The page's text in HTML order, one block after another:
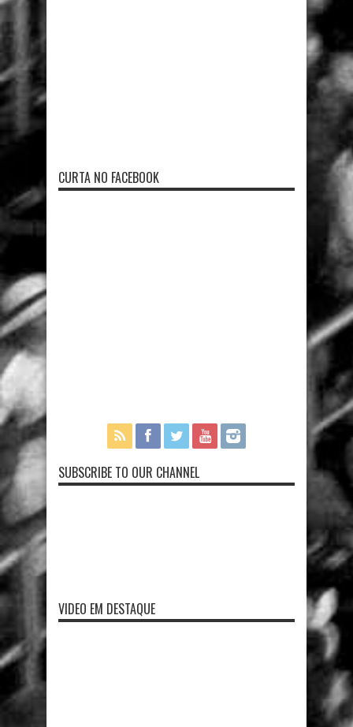
CURTA NO FACEBOOK
SUBSCRIBE TO OUR CHANNEL
VIDEO EM DESTAQUE